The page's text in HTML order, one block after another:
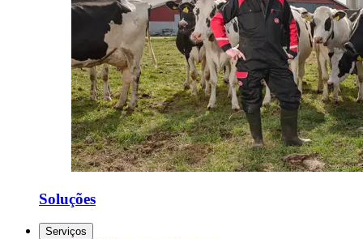
Soluções
Serviços